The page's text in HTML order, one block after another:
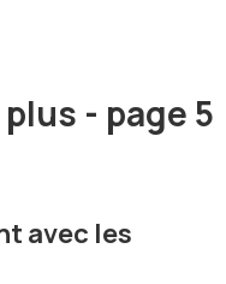
- page 5
avec les